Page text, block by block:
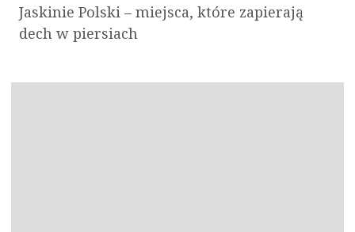
Jaskinie Polski – miejsca, które zapierają
dech w piersiach